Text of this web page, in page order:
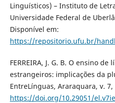
Linguísticos) – Instituto de
Universidade Federal de
Disponível em:
https://repositorio.ufu.br/
FERREIRA, J. G. B. O ensino
estrangeiros: implicações da
EntreLínguas, Araraquara, v.
https://doi.org/10.29051/